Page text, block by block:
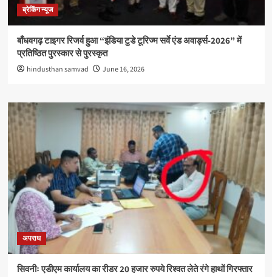
ब्रेकिंग न्यूज
बाँधवगढ़ टाइगर रिजर्व हुआ “इंडिया टुडे टूरिज्म सर्वे एंड अवार्ड्स-2026” में
प्रतिष्ठित पुरस्कार से पुरस्कृत
hindusthan samvad June 16, 2026
अपराध
सिवनीः एडीएम कार्यालय का रीडर 20 हजार रुपये रिश्वत लेते रंगे हाथों गिरफ्तार